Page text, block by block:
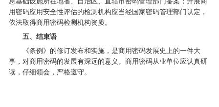
用密码应用安全性评估的检测机构应当经国家密码管理部门认定，
依法取得商用密码检测机构资质。
五、结束语
《条例》的修订发布和实施，是商用密码发展史上的一件大
事，对商用密码的发展有深远的意义。商用密码从业单位应认真研
读，仔细领会，严格遵守。